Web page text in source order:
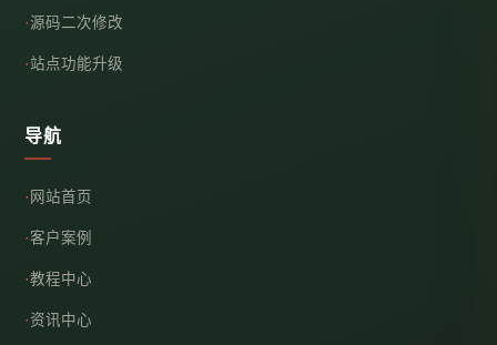
源码二次修改
站点功能升级
导航
网站首页
客户案例
教程中心
资讯中心